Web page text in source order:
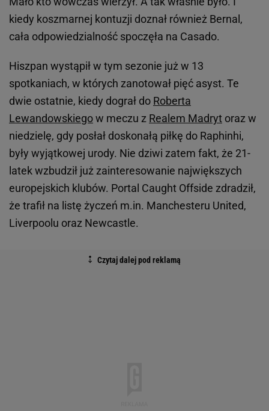
kiedy koszmarnej kontuzji doznał również Bernal,
cała odpowiedzialność spoczęła na Casado.
Hiszpan wystąpił w tym sezonie już w 13
spotkaniach, w których zanotował pięć asyst. Te
dwie ostatnie, kiedy dograł do Roberta
Lewandowskiegow meczu z Realem Madryt oraz w
niedzielę, gdy posłał doskonałą piłkę do Raphinhi,
były wyjątkowej urody. Nie dziwi zatem fakt, że 21-
latek wzbudził już zainteresowanie największych
europejskich klubów. Portal Caught Offside zdradził,
że trafił na listę życzeń m.in. Manchesteru United,
Liverpoolu oraz Newcastle.